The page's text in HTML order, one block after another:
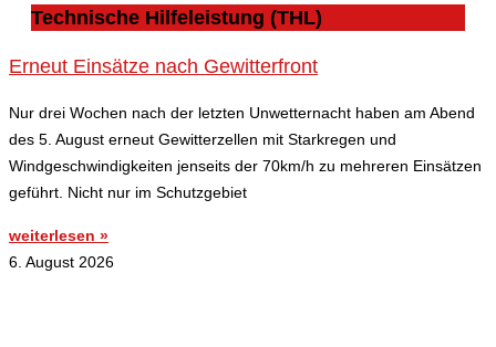
Technische Hilfeleistung (THL)
Erneut Einsätze nach Gewitterfront
Nur drei Wochen nach der letzten Unwetternacht haben am Abend
des 5. August erneut Gewitterzellen mit Starkregen und
Windgeschwindigkeiten jenseits der 70km/h zu mehreren Einsätzen
geführt. Nicht nur im Schutzgebiet
weiterlesen »
6. August 2026